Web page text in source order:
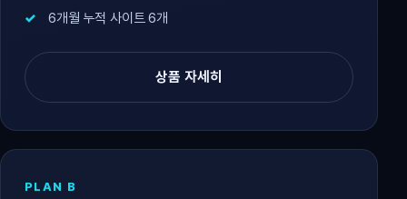
6개월 누적 사이트 6개
상품 자세히
PLAN B